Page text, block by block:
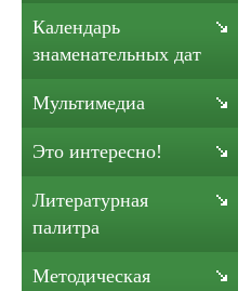
Календарь
знаменательных дат
Мультимедиа
Это интересно!
Литературная
палитра
Методическая